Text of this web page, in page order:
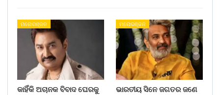
ମନୋରଞ୍ଜନ
କାହିଁକି ଅଚାନକ ବିବାଦ ଘେରକୁ
ମନୋରଞ୍ଜନ
ଭାରତୀୟ ସିନେ ଜଗତର ଜଣେ